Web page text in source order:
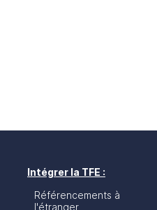
Intégrer la TFE :
Référencements à
l'étranger